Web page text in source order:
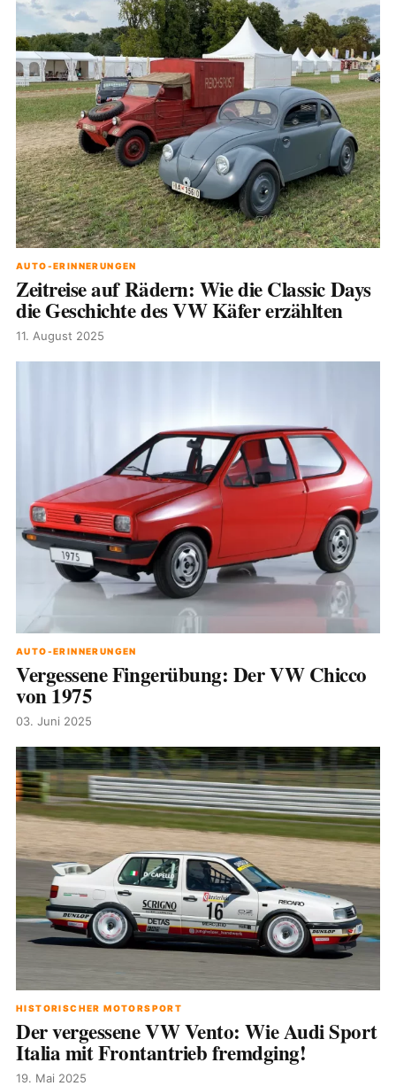
AUTO-ERINNERUNGEN
Zeitreise auf Rädern: Wie die Classic Days
die Geschichte des VW Käfer erzählten
11. August 2025
AUTO-ERINNERUNGEN
Vergessene Fingerübung: Der VW Chicco
von 1975
03. Juni 2025
HISTORISCHER MOTORSPORT
Der vergessene VW Vento: Wie Audi Sport
Italia mit Frontantrieb fremdging!
19. Mai 2025